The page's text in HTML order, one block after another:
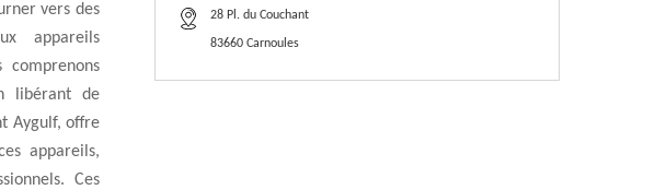
vers des
appareils
libérant de
Aygulf, offre
appareils,
Ces
28 Pl. du Couchant
83660 Carnoules